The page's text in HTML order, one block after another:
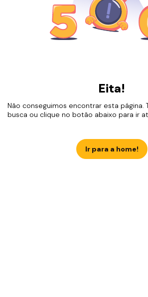
Eita!
Não conseguimos encontrar esta página.
busca ou clique no botão abaixo para ir
Ir para a home!